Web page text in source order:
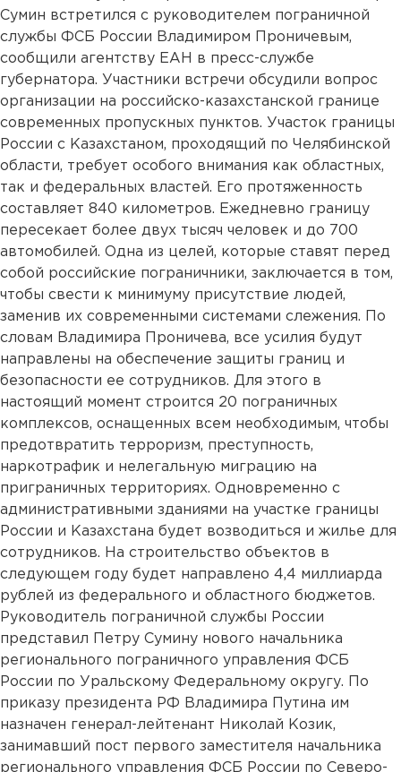
Сумин встретился с руководителем пограничной
службы ФСБ России Владимиром Проничевым,
сообщили агентству ЕАН в пресс-службе
губернатора. Участники встречи обсудили вопрос
организации на российско-казахстанской границе
современных пропускных пунктов. Участок границы
России с Казахстаном, проходящий по Челябинской
области, требует особого внимания как областных,
так и федеральных властей. Его протяженность
составляет 840 километров. Ежедневно границу
пересекает более двух тысяч человек и до 700
автомобилей. Одна из целей, которые ставят перед
собой российские пограничники, заключается в том,
чтобы свести к минимуму присутствие людей,
заменив их современными системами слежения. По
словам Владимира Проничева, все усилия будут
направлены на обеспечение защиты границ и
безопасности ее сотрудников. Для этого в
настоящий момент строится 20 пограничных
комплексов, оснащенных всем необходимым, чтобы
предотвратить терроризм, преступность,
наркотрафик и нелегальную миграцию на
приграничных территориях. Одновременно с
административными зданиями на участке границы
России и Казахстана будет возводиться и жилье для
сотрудников. На строительство объектов в
следующем году будет направлено 4,4 миллиарда
рублей из федерального и областного бюджетов.
Руководитель пограничной службы России
представил Петру Сумину нового начальника
регионального пограничного управления ФСБ
России по Уральскому Федеральному округу. По
приказу президента РФ Владимира Путина им
назначен генерал-лейтенант Николай Козик,
занимавший пост первого заместителя начальника
регионального управления ФСБ России по Северо-